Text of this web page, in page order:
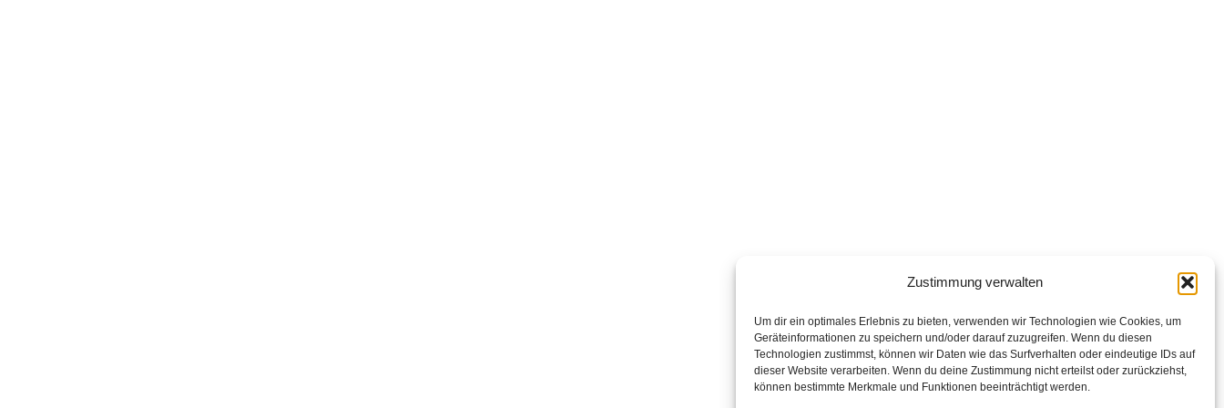
Zustimmung verwalten
Um dir ein optimales Erlebnis zu bieten, verwenden wir Technologien wie Cookies, um
Geräteinformationen zu speichern und/oder darauf zuzugreifen. Wenn du diesen
Technologien zustimmst, können wir Daten wie das Surfverhalten oder eindeutige IDs auf
dieser Website verarbeiten. Wenn du deine Zustimmung nicht erteilst oder zurückziehst,
können bestimmte Merkmale und Funktionen beeinträchtigt werden.